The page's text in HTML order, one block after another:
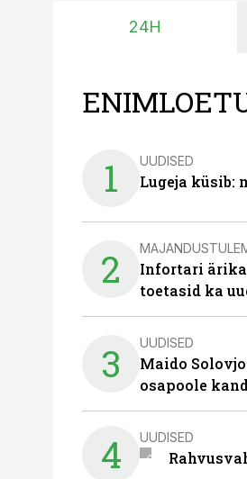
24H
1 UUDISED
Lugeja küsib:
2
Infortari
toetasid ka
3 UUDISED
Maido
osapoole
4 UUDISED